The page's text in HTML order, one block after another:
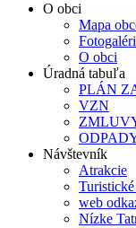
O obci
Mapa
O obci
Úradná tabuľa
PLÁN
VZN
Návštevník
Atrakcie
web
Nízke